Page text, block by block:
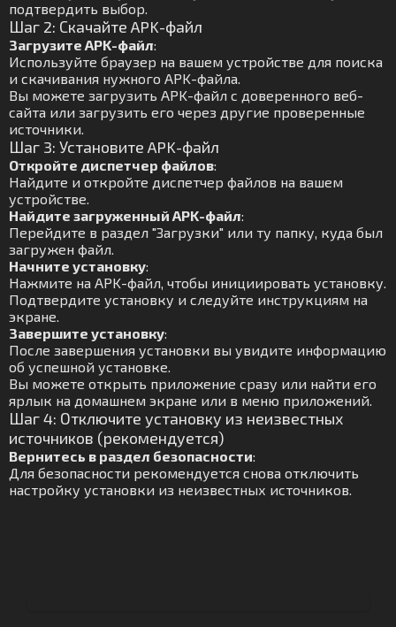
подтвердить выбор.
Шаг 2: Скачайте APK-файл
Загрузите APK-файл:
Используйте браузер на вашем устройстве для поиска
и скачивания нужного APK-файла.
Вы можете загрузить APK-файл с доверенного веб-
сайта или загрузить его через другие проверенные
источники.
Шаг 3: Установите APK-файл
Откройте диспетчер файлов:
Найдите и откройте диспетчер файлов на вашем
устройстве.
Найдите загруженный APK-файл:
Перейдите в раздел "Загрузки" или ту папку, куда был
загружен файл.
Начните установку:
Нажмите на APK-файл, чтобы инициировать установку.
Подтвердите установку и следуйте инструкциям на
экране.
Завершите установку:
После завершения установки вы увидите информацию
об успешной установке.
Вы можете открыть приложение сразу или найти его
ярлык на домашнем экране или в меню приложений.
Шаг 4: Отключите установку из неизвестных
источников (рекомендуется)
Вернитесь в раздел безопасности:
Для безопасности рекомендуется снова отключить
настройку установки из неизвестных источников.